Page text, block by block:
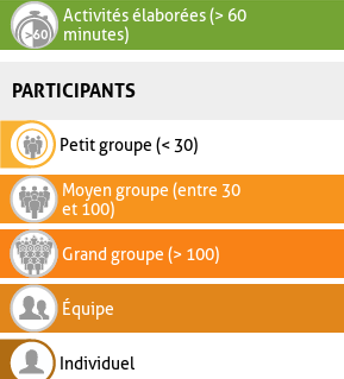
Activités élaborées (> 60
minutes)
PARTICIPANTS
Petit groupe (< 30)
Moyen groupe (entre 30
et 100)
Grand groupe (> 100)
Équipe
Individuel